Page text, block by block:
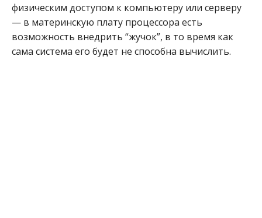
физическим доступом к компьютеру или серверу
— в материнскую плату процессора есть
возможность внедрить “жучок”, в то время как
сама система его будет не способна вычислить.